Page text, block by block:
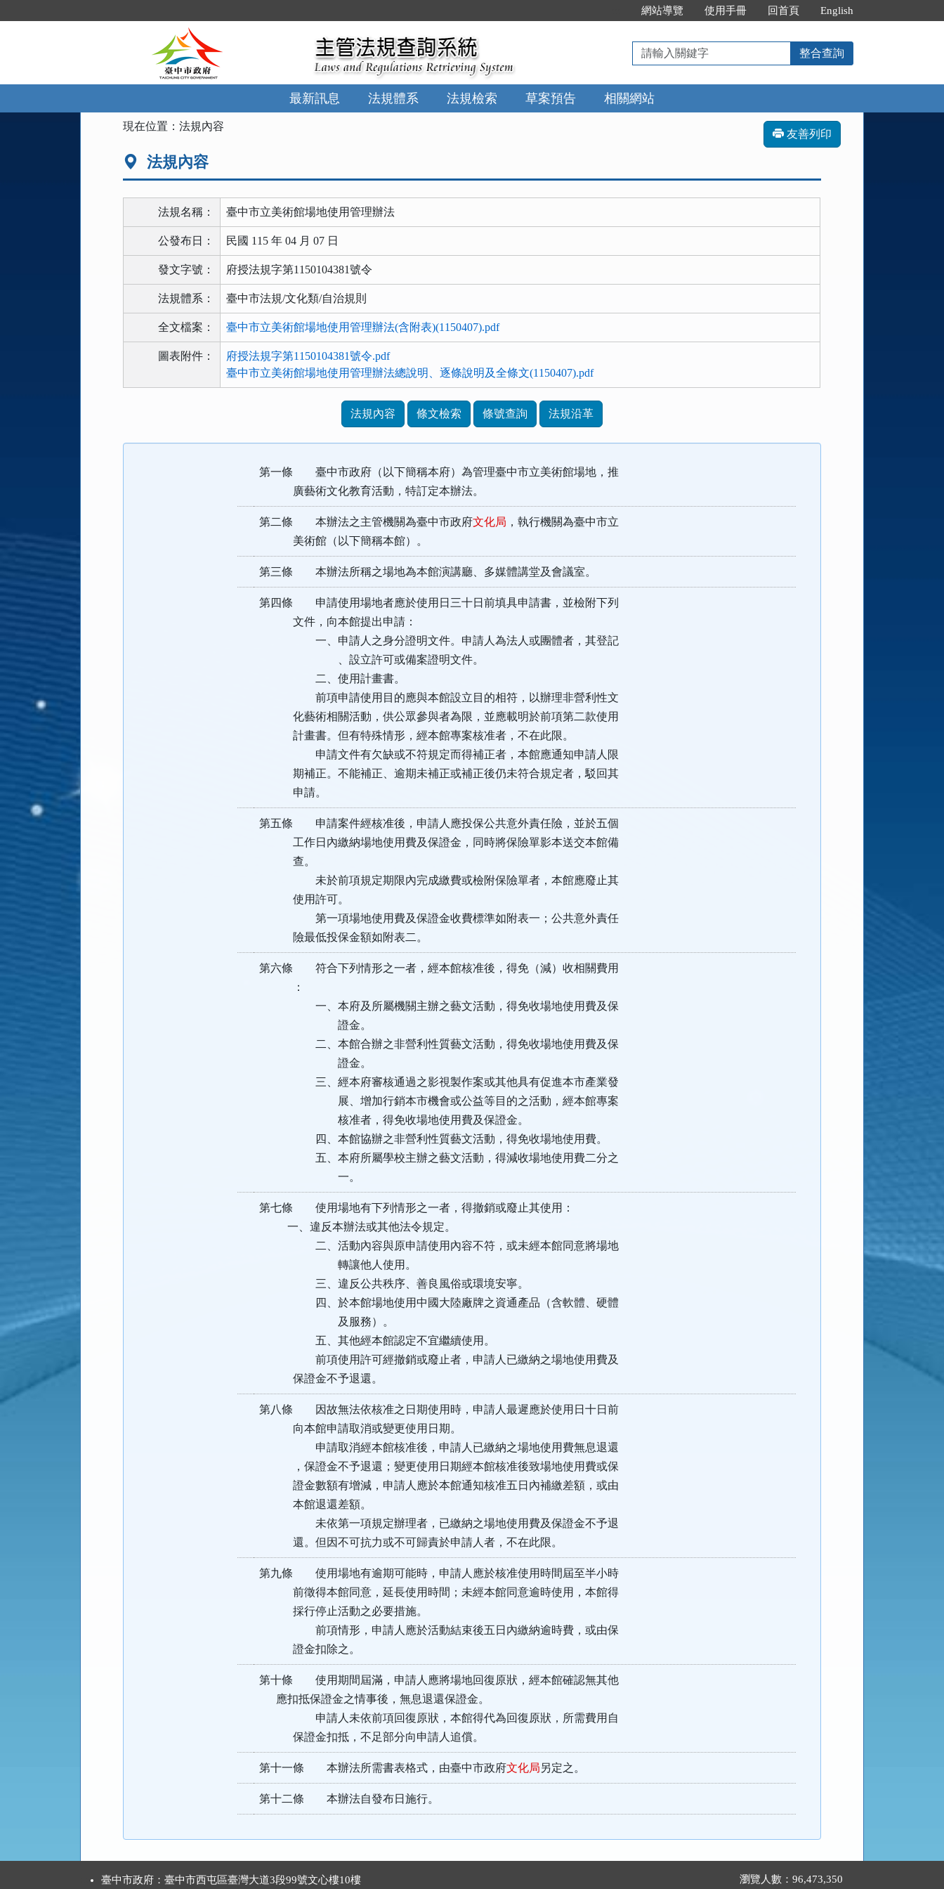
到
網站導覽 使用手冊 回首頁 English
請
輸
入
關
鍵
整合查詢
最新訊息 法規體系 法規檢索 草案預告 相關網站
現在位置：法規內容
友善列印
法規內容
法規名稱： 臺中市立美術館場地使用管理辦法
公發布日： 民國 115 年 04 月 07 日
發文字號： 府授法規字第1150104381號令
法規體系： 臺中市法規/文化類/自治規則
全文檔案： 臺中市立美術館場地使用管理辦法(含附表)(1150407).pdf
圖表附件：
府授法規字第1150104381號令.pdf
臺中市立美術館場地使用管理辦法總說明、逐條說明及全條文(1150407).pdf
功
法規內容 條文檢索 條號查詢 法規沿革
第一條 臺中市政府（以下簡稱本府）為管理臺中市立美術館場地，推
廣藝術文化教育活動，特訂定本辦法。
第二條 本辦法之主管機關為臺中市政府文化局 ，執行機關為臺中市立
美術館（以下簡稱本館）。
第三條 本辦法所稱之場地為本館演講廳、多媒體講堂及會議室。
第四條 申請使用場地者應於使用日三十日前填具申請書，並檢附下列
文件，向本館提出申請：
一、申請人之身分證明文件。申請人為法人或團體者，其登記
、設立許可或備案證明文件。
二、使用計畫書。
前項申請使用目的應與本館設立目的相符，以辦理非營利性文
化藝術相關活動，供公眾參與者為限，並應載明於前項第二款使用
計畫書。但有特殊情形，經本館專案核准者，不在此限。
申請文件有欠缺或不符規定而得補正者，本館應通知申請人限
期補正。不能補正、逾期未補正或補正後仍未符合規定者，駁回其
申請。
第五條 申請案件經核准後，申請人應投保公共意外責任險，並於五個
工作日內繳納場地使用費及保證金，同時將保險單影本送交本館備
查。
未於前項規定期限內完成繳費或檢附保險單者，本館應廢止其
使用許可。
第一項場地使用費及保證金收費標準如附表一；公共意外責任
險最低投保金額如附表二。
第六條 符合下列情形之一者，經本館核准後，得免（減）收相關費用
：
一、本府及所屬機關主辦之藝文活動，得免收場地使用費及保
證金。
二、本館合辦之非營利性質藝文活動，得免收場地使用費及保
證金。
三、經本府審核通過之影視製作案或其他具有促進本市產業發
展、增加行銷本市機會或公益等目的之活動，經本館專案
核准者，得免收場地使用費及保證金。
四、本館協辦之非營利性質藝文活動，得免收場地使用費。
五、本府所屬學校主辦之藝文活動，得減收場地使用費二分之
一。
第七條 使用場地有下列情形之一者，得撤銷或廢止其使用：
一、違反本辦法或其他法令規定。
二、活動內容與原申請使用內容不符，或未經本館同意將場地
轉讓他人使用。
三、違反公共秩序、善良風俗或環境安寧。
四、於本館場地使用中國大陸廠牌之資通產品（含軟體、硬體
及服務）。
五、其他經本館認定不宜繼續使用。
前項使用許可經撤銷或廢止者，申請人已繳納之場地使用費及
保證金不予退還。
第八條 因故無法依核准之日期使用時，申請人最遲應於使用日十日前
向本館申請取消或變更使用日期。
申請取消經本館核准後，申請人已繳納之場地使用費無息退還
，保證金不予退還；變更使用日期經本館核准後致場地使用費或保
證金數額有增減，申請人應於本館通知核准五日內補繳差額，或由
本館退還差額。
未依第一項規定辦理者，已繳納之場地使用費及保證金不予退
還。但因不可抗力或不可歸責於申請人者，不在此限。
第九條 使用場地有逾期可能時，申請人應於核准使用時間屆至半小時
前徵得本館同意，延長使用時間；未經本館同意逾時使用，本館得
採行停止活動之必要措施。
前項情形，申請人應於活動結束後五日內繳納逾時費，或由保
證金扣除之。
第十條 使用期間屆滿，申請人應將場地回復原狀，經本館確認無其他
應扣抵保證金之情事後，無息退還保證金。
申請人未依前項回復原狀，本館得代為回復原狀，所需費用自
保證金扣抵，不足部分向申請人追償。
第十一條 本辦法所需書表格式，由臺中市政府文化局另定之。
第十二條 本辦法自發布日施行。
臺中市政府：臺中市西屯區臺灣大道3段99號文心樓10樓 瀏覽人數：96,473,350